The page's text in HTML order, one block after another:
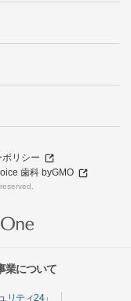
リシー
歯科 byGMO
業について
リティ24」